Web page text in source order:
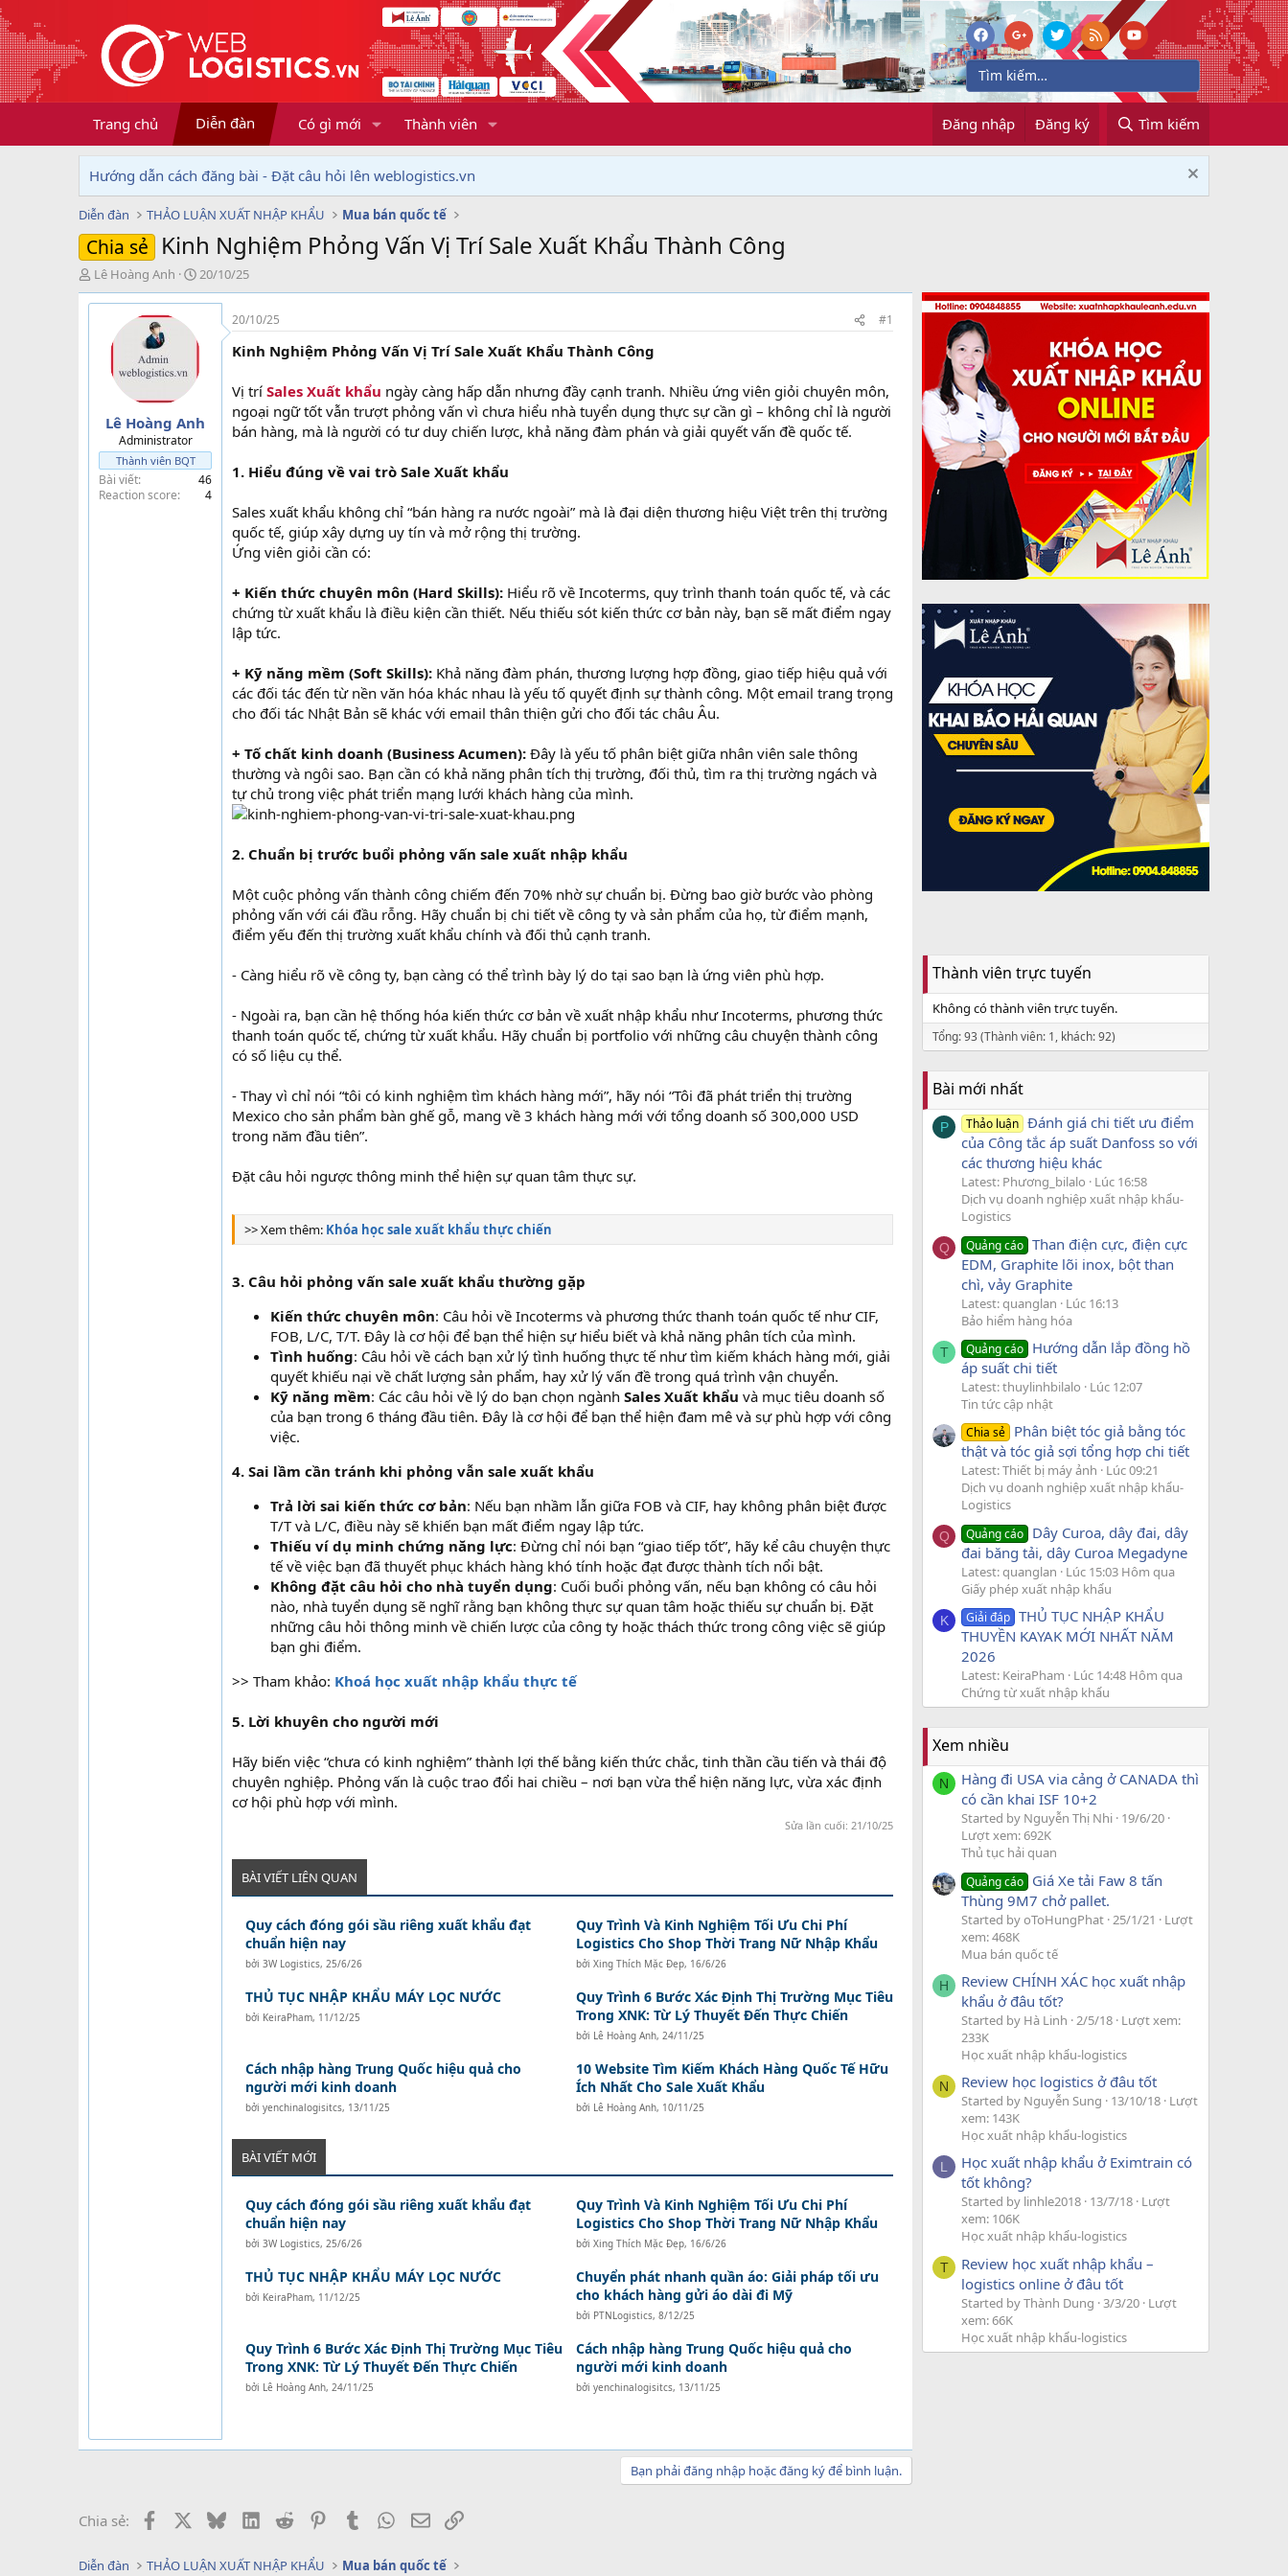
Trang chủ Diễn đàn Có gì mới Thành viên Đăng nhập Đăng ký Tìm kiếm
Hướng dẫn cách đăng bài - Đặt câu hỏi lên weblogistics.vn
Diễn đàn THẢO LUẬN XUẤT NHẬP KHẨU Mua bán quốc tế
Chia sẻ Kinh Nghiệm Phỏng Vấn Vị Trí Sale Xuất Khẩu Thành Công
T
h
r
Lê Hoàng Anh
N
g
à
g
i
20/10/25
Lê Hoàng Anh
Administrator
Thành viên BQT
Bài viết
46
Reaction score
4
20/10/25 #1
Kinh Nghiệm Phỏng Vấn Vị Trí Sale Xuất Khẩu Thành Công
Vị trí Sales Xuất khẩu ngày càng hấp dẫn nhưng đầy cạnh tranh. Nhiều ứng viên giỏi chuyên môn,
ngoại ngữ tốt vẫn trượt phỏng vấn vì chưa hiểu nhà tuyển dụng thực sự cần gì – không chỉ là người
bán hàng, mà là người có tư duy chiến lược, khả năng đàm phán và giải quyết vấn đề quốc tế.
1. Hiểu đúng về vai trò Sale Xuất khẩu
Sales xuất khẩu không chỉ “bán hàng ra nước ngoài” mà là đại diện thương hiệu Việt trên thị trường
quốc tế, giúp xây dựng uy tín và mở rộng thị trường.
Ứng viên giỏi cần có:
+ Kiến thức chuyên môn (Hard Skills): Hiểu rõ về Incoterms, quy trình thanh toán quốc tế, và các
chứng từ xuất khẩu là điều kiện cần thiết. Nếu thiếu sót kiến thức cơ bản này, bạn sẽ mất điểm ngay
lập tức.
+ Kỹ năng mềm (Soft Skills): Khả năng đàm phán, thương lượng hợp đồng, giao tiếp hiệu quả với
các đối tác đến từ nền văn hóa khác nhau là yếu tố quyết định sự thành công. Một email trang trọng
cho đối tác Nhật Bản sẽ khác với email thân thiện gửi cho đối tác châu Âu.
+ Tố chất kinh doanh (Business Acumen): Đây là yếu tố phân biệt giữa nhân viên sale thông
thường và ngôi sao. Bạn cần có khả năng phân tích thị trường, đối thủ, tìm ra thị trường ngách và
tự chủ trong việc phát triển mạng lưới khách hàng của mình.
2. Chuẩn bị trước buổi phỏng vấn sale xuất nhập khẩu
Một cuộc phỏng vấn thành công chiếm đến 70% nhờ sự chuẩn bị. Đừng bao giờ bước vào phòng
phỏng vấn với cái đầu rỗng. Hãy chuẩn bị chi tiết về công ty và sản phẩm của họ, từ điểm mạnh,
điểm yếu đến thị trường xuất khẩu chính và đối thủ cạnh tranh.
- Càng hiểu rõ về công ty, bạn càng có thể trình bày lý do tại sao bạn là ứng viên phù hợp.
- Ngoài ra, bạn cần hệ thống hóa kiến thức cơ bản về xuất nhập khẩu như Incoterms, phương thức
thanh toán quốc tế, chứng từ xuất khẩu. Hãy chuẩn bị portfolio với những câu chuyện thành công
có số liệu cụ thể.
- Thay vì chỉ nói “tôi có kinh nghiệm tìm khách hàng mới”, hãy nói “Tôi đã phát triển thị trường
Mexico cho sản phẩm bàn ghế gỗ, mang về 3 khách hàng mới với tổng doanh số 300,000 USD
trong năm đầu tiên”.
Đặt câu hỏi ngược thông minh thể hiện sự quan tâm thực sự.
>> Xem thêm: Khóa học sale xuất khẩu thực chiến
3. Câu hỏi phỏng vấn sale xuất khẩu thường gặp
Kiến thức chuyên môn: Câu hỏi về Incoterms và phương thức thanh toán quốc tế như CIF,
FOB, L/C, T/T. Đây là cơ hội để bạn thể hiện sự hiểu biết và khả năng phân tích của mình.
Tình huống: Câu hỏi về cách bạn xử lý tình huống thực tế như tìm kiếm khách hàng mới, giải
quyết khiếu nại về chất lượng sản phẩm, hay xử lý vấn đề trong quá trình vận chuyển.
Kỹ năng mềm: Các câu hỏi về lý do bạn chọn ngành Sales Xuất khẩu và mục tiêu doanh số
của bạn trong 6 tháng đầu tiên. Đây là cơ hội để bạn thể hiện đam mê và sự phù hợp với công
việc.
4. Sai lầm cần tránh khi phỏng vẫn sale xuất khẩu
Trả lời sai kiến thức cơ bản: Nếu bạn nhầm lẫn giữa FOB và CIF, hay không phân biệt được
T/T và L/C, điều này sẽ khiến bạn mất điểm ngay lập tức.
Thiếu ví dụ minh chứng năng lực: Đừng chỉ nói bạn “giao tiếp tốt”, hãy kể câu chuyện thực
tế về việc bạn đã thuyết phục khách hàng khó tính hoặc đạt được thành tích nổi bật.
Không đặt câu hỏi cho nhà tuyển dụng: Cuối buổi phỏng vấn, nếu bạn không có câu hỏi
nào, nhà tuyển dụng sẽ nghĩ rằng bạn không thực sự quan tâm hoặc thiếu sự chuẩn bị. Đặt
những câu hỏi thông minh về chiến lược của công ty hoặc thách thức trong công việc sẽ giúp
bạn ghi điểm.
>> Tham khảo: Khoá học xuất nhập khẩu thực tế
5. Lời khuyên cho người mới
Hãy biến việc “chưa có kinh nghiệm” thành lợi thế bằng kiến thức chắc, tinh thần cầu tiến và thái độ
chuyên nghiệp. Phỏng vấn là cuộc trao đổi hai chiều – nơi bạn vừa thể hiện năng lực, vừa xác định
cơ hội phù hợp với mình.
Sửa lần cuối: 21/10/25
BÀI VIẾT LIÊN QUAN
Quy cách đóng gói sầu riêng xuất khẩu đạt
chuẩn hiện nay
bởi 3W Logistics, 25/6/26
Quy Trình Và Kinh Nghiệm Tối Ưu Chi Phí
Logistics Cho Shop Thời Trang Nữ Nhập Khẩu
bởi Xing Thích Mặc Đẹp, 16/6/26
THỦ TỤC NHẬP KHẨU MÁY LỌC NƯỚC
bởi KeiraPham, 11/12/25
Quy Trình 6 Bước Xác Định Thị Trường Mục Tiêu
Trong XNK: Từ Lý Thuyết Đến Thực Chiến
bởi Lê Hoàng Anh, 24/11/25
Cách nhập hàng Trung Quốc hiệu quả cho
người mới kinh doanh
bởi yenchinalogisitcs, 13/11/25
10 Website Tìm Kiếm Khách Hàng Quốc Tế Hữu
Ích Nhất Cho Sale Xuất Khẩu
bởi Lê Hoàng Anh, 10/11/25
BÀI VIẾT MỚI
Quy cách đóng gói sầu riêng xuất khẩu đạt
chuẩn hiện nay
bởi 3W Logistics, 25/6/26
Quy Trình Và Kinh Nghiệm Tối Ưu Chi Phí
Logistics Cho Shop Thời Trang Nữ Nhập Khẩu
bởi Xing Thích Mặc Đẹp, 16/6/26
THỦ TỤC NHẬP KHẨU MÁY LỌC NƯỚC
bởi KeiraPham, 11/12/25
Chuyển phát nhanh quần áo: Giải pháp tối ưu
cho khách hàng gửi áo dài đi Mỹ
bởi PTNLogistics, 8/12/25
Quy Trình 6 Bước Xác Định Thị Trường Mục Tiêu
Trong XNK: Từ Lý Thuyết Đến Thực Chiến
bởi Lê Hoàng Anh, 24/11/25
Cách nhập hàng Trung Quốc hiệu quả cho
người mới kinh doanh
bởi yenchinalogisitcs, 13/11/25
Bạn phải đăng nhập hoặc đăng ký để bình luận.
Chia sẻ: Facebook BlueskyLinkedIn
Reddit PinterestTumblr WhatsApp
EmailLink
Thành viên trực tuyến
Không có thành viên trực tuyến.
Tổng: 93 (Thành viên: 1, khách: 92)
Bài mới nhất
P Thảo luận Đánh giá chi tiết ưu điểm
của Công tắc áp suất Danfoss so với
các thương hiệu khác
Latest: Phương_bilalo
Lúc 16:58
Dịch vụ doanh nghiệp xuất nhập khẩu-
Logistics
Q Quảng cáo Than điện cực, điện cực
EDM, Graphite lõi inox, bột than
chì, vảy Graphite
Latest: quanglan
Lúc 16:13
Bảo hiểm hàng hóa
T Quảng cáo Hướng dẫn lắp đồng hồ
áp suất chi tiết
Latest: thuylinhbilalo
Lúc 12:07
Tin tức cập nhật
Chia sẻ Phân biệt tóc giả bằng tóc
thật và tóc giả sợi tổng hợp chi tiết
Latest: Thiết bị máy ảnh
Lúc 09:21
Dịch vụ doanh nghiệp xuất nhập khẩu-
Logistics
Q Quảng cáo Dây Curoa, dây đai, dây
đai băng tải, dây Curoa Megadyne
Latest: quanglan
Lúc 15:03 Hôm qua
Giấy phép xuất nhập khẩu
K Giải đáp THỦ TỤC NHẬP KHẨU
THUYỀN KAYAK MỚI NHẤT NĂM
2026
Latest: KeiraPham
Lúc 14:48 Hôm qua
Chứng từ xuất nhập khẩu
Xem nhiều
N
Hàng đi USA via cảng ở CANADA thì
có cần khai ISF 10+2
Started by Nguyễn Thị Nhi 19/6/20
Lượt xem: 692K
Thủ tục hải quan
Quảng cáo Giá Xe tải Faw 8 tấn
Thùng 9M7 chở pallet.
Started by oToHungPhat 25/1/21
Lượt
xem: 468K
Mua bán quốc tế
H
Review CHÍNH XÁC học xuất nhập
khẩu ở đâu tốt?
Started by Hà Linh 2/5/18 Lượt xem:
233K
Học xuất nhập khẩu-logistics
N Review học logistics ở đâu tốt
Started by Nguyễn Sung 13/10/18 Lượt
xem: 143K
Học xuất nhập khẩu-logistics
L
Học xuất nhập khẩu ở Eximtrain có
tốt không?
Started by linhle2018 13/7/18 Lượt
xem: 106K
Học xuất nhập khẩu-logistics
T
Review học xuất nhập khẩu –
logistics online ở đâu tốt
Started by Thành Dung 3/3/20 Lượt
xem: 66K
Học xuất nhập khẩu-logistics
Diễn đàn THẢO LUẬN XUẤT NHẬP KHẨU Mua bán quốc tế